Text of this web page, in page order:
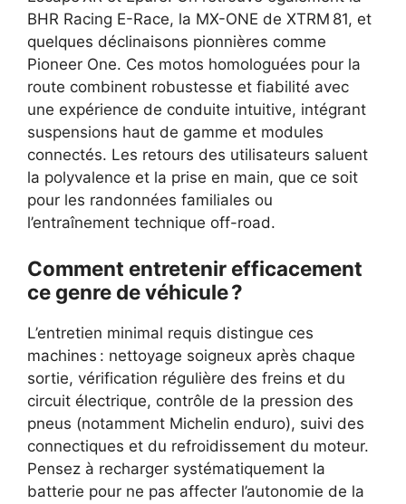
BHR Racing E-Race, la MX-ONE de XTRM 81, et
quelques déclinaisons pionnières comme
Pioneer One. Ces motos homologuées pour la
route combinent robustesse et fiabilité avec
une expérience de conduite intuitive, intégrant
suspensions haut de gamme et modules
connectés. Les retours des utilisateurs saluent
la polyvalence et la prise en main, que ce soit
pour les randonnées familiales ou
l’entraînement technique off-road.
Comment entretenir efficacement
ce genre de véhicule ?
L’entretien minimal requis distingue ces
machines : nettoyage soigneux après chaque
sortie, vérification régulière des freins et du
circuit électrique, contrôle de la pression des
pneus (notamment Michelin enduro), suivi des
connectiques et du refroidissement du moteur.
Pensez à recharger systématiquement la
batterie pour ne pas affecter l’autonomie de la